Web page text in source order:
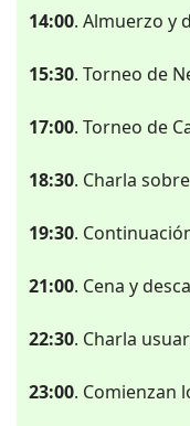
14:00. Almuerzo y
15:30. Torneo de
17:00. Torneo de
18:30. Charla
19:30.
21:00. Cena y
22:30. Charla
23:00. Comienzan